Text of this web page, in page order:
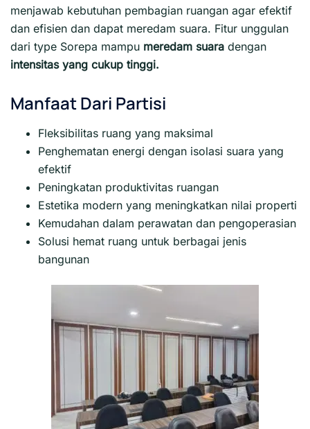
menjawab kebutuhan pembagian ruangan agar efektif
dan efisien dan dapat meredam suara. Fitur unggulan
dari type Sorepa mampu meredam suara dengan
intensitas yang cukup tinggi.
Manfaat Dari Partisi
Fleksibilitas ruang yang maksimal
Penghematan energi dengan isolasi suara yang
efektif
Peningkatan produktivitas ruangan
Estetika modern yang meningkatkan nilai properti
Kemudahan dalam perawatan dan pengoperasian
Solusi hemat ruang untuk berbagai jenis
bangunan